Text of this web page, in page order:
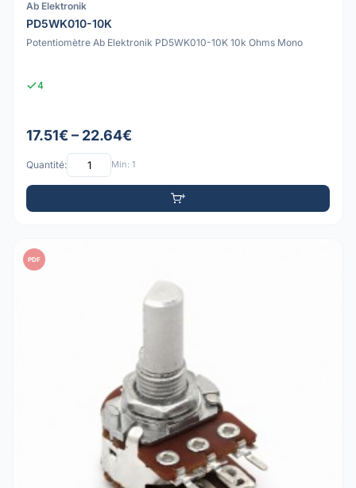
Ab Elektronik
PD5WK010-10K
Potentiomètre Ab Elektronik PD5WK010-10K 10k Ohms Mono
4
17.51€ – 22.64€
Quantité: Min: 1
PDF